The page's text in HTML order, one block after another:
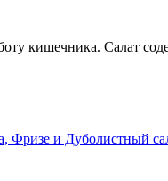
кишечника. Салат